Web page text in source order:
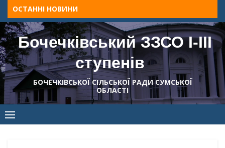
Skip
to
content
ОСТАННІ НОВИНИ
Бочечківський ЗЗСО І-ІІІ
ступенів
БОЧЕЧКІВСЬКОЇ СІЛЬСЬКОЇ РАДИ СУМСЬКОЇ
ОБЛАСТІ